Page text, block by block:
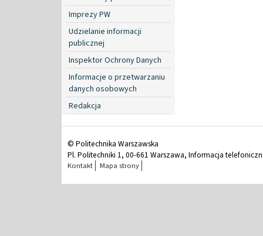
Imprezy PW
Udzielanie informacji
publicznej
Inspektor Ochrony Danych
Informacje o przetwarzaniu
danych osobowych
Redakcja
© Politechnika Warszawska
Pl. Politechniki 1, 00-661 Warszawa, Informacja
Kontakt Mapa strony